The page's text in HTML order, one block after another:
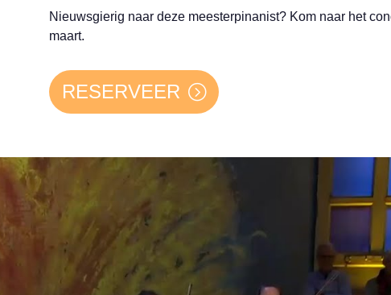
Nieuwsgierig naar deze meesterpinanist? Kom naar het
maart.
RESERVEER